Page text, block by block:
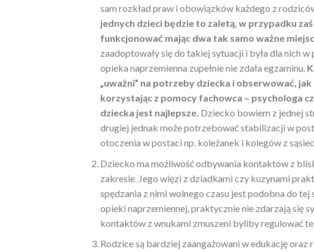
sam rozkład praw i obowiązków każdego z
jednych dzieci będzie to zaletą, w przypadku
funkcjonować mając dwa tak samo ważne
zaadoptowały się do takiej sytuacji i była dla nich
opieka naprzemienna zupełnie nie zdała egzaminu.
„uważni” na potrzeby dziecka i obserwować,
korzystając z pomocy fachowca – psychologa
dziecka jest najlepsze. Dziecko bowiem z jednej
drugiej jednak może potrzebować stabilizacji w
otoczenia w postaci np. koleżanek i kolegów z
Dziecko ma możliwość odbywania kontaktów z
zakresie. Jego więzi z dziadkami czy kuzynami
spędzania z nimi wolnego czasu jest podobna do
opieki naprzemiennej, praktycznie nie zdarzają się
kontaktów z wnukami zmuszeni byliby regulować
Rodzice są bardziej zaangażowani w edukację